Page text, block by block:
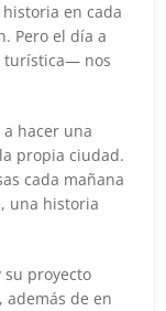
en cada
Pero el día a
turística— nos
hacer una
propia ciudad.
cada mañana
una historia
proyecto
además de en